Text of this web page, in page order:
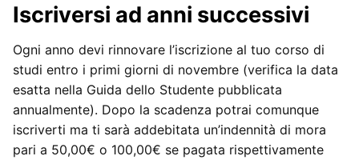
Iscriversi ad anni successivi
Ogni anno devi rinnovare l’iscrizione al tuo corso di
studi entro i primi giorni di novembre (verifica la data
esatta nella Guida dello Studente pubblicata
annualmente). Dopo la scadenza potrai comunque
iscriverti ma ti sarà addebitata un’indennità di mora
pari a 50,00€ o 100,00€ se pagata rispettivamente